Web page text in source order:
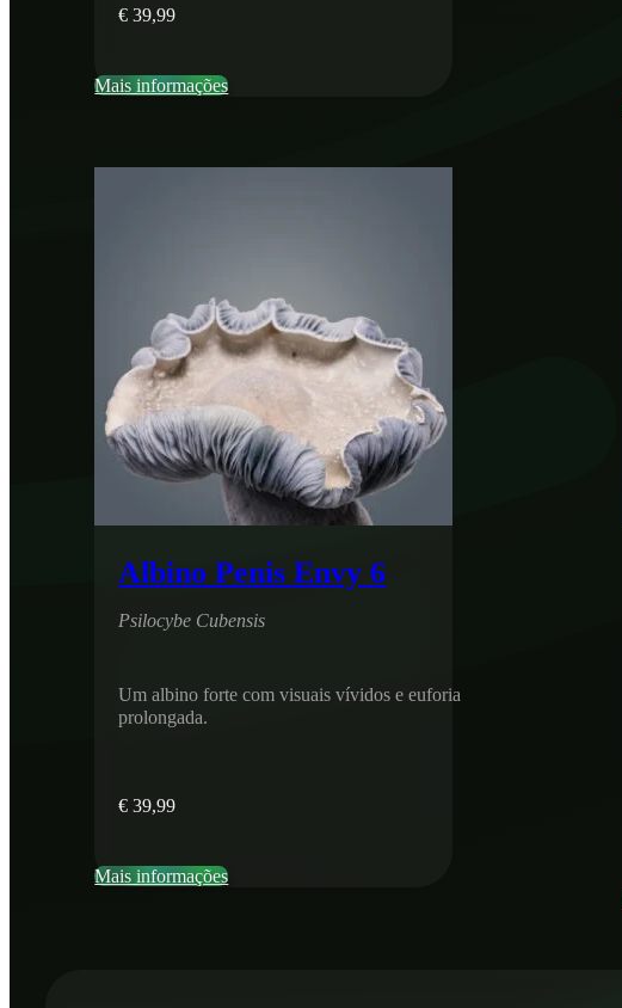
€ 39,99
Mais informações
Albino Penis Envy 6
Psilocybe Cubensis
Um albino forte com visuais vívidos e euforia
prolongada.
€ 39,99
Mais informações